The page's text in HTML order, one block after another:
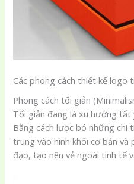
Các phong cách thiết kế logo
Phong cách tối giản
Tối giản đang là xu hướng tất
Bằng cách lược bỏ những chi
trung vào hình khối cơ bản
đạo, tạo nên vẻ ngoài tinh tế